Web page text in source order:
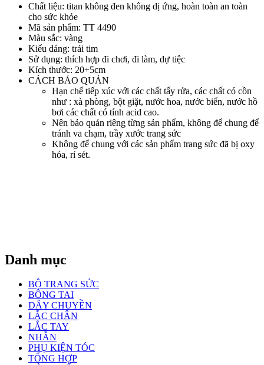
Chất liệu: titan không đen không dị ứng, hoàn toàn an toàn
cho sức khỏe
Mã sản phẩm: TT 4490
Màu sắc: vàng
Kiểu dáng: trái tim
Sử dụng: thích hợp đi chơi, đi làm, dự tiệc
Kích thước: 20+5cm
CÁCH BẢO QUẢN
Hạn chế tiếp xúc với các chất tẩy rửa, các chất có cồn
như : xà phòng, bột giặt, nước hoa, nước biển, nước hồ
bơi các chất có tính acid cao.
Nên bảo quản riêng từng sản phẩm, không để chung để
tránh va chạm, trầy xước trang sức
Không để chung với các sản phẩm trang sức đã bị oxy
hóa, rỉ sét.
Danh mục
BỘ TRANG SỨC
BÔNG TAI
DÂY CHUYỀN
LẮC CHÂN
LẮC TAY
NHẪN
PHỤ KIỆN TÓC
TỔNG HỢP